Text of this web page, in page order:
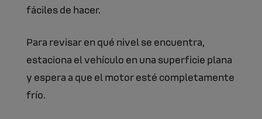
fáciles de hacer.
Para revisar en qué nivel se encuentra,
estaciona el vehículo en una superficie plana
y espera a que el motor esté completamente
frío.